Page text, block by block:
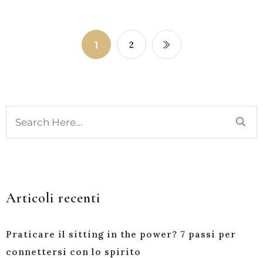
1 2
Articoli recenti
Praticare il sitting in the power? 7 passi per
connettersi con lo spirito